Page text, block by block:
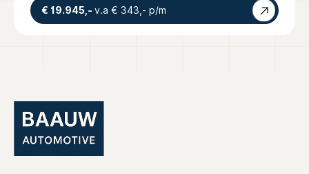
€ 19.945,- v.a € 343,- p/m